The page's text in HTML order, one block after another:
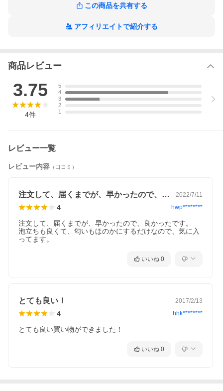
ルウ研究所のコラーゲンは100%国産原料。
品質を確認したものだけを使用しています。
さらに、コラーゲンの製造方法にもこだわりの技術を用い、
薬剤残留「0（ゼロ）」の高純度コラーゲンを実現しました。
この商品を共有する
アフィリエイトで紹介する
商品レビュー
3.75
4件
5
4
3
2
1
レビュー一覧
レビュー内容 （口コミ）
注文して、届くまでが、早かったので、良… 2022/7/11
4 hwp********
注文して、届くまでが、早かったので、良かったです。
泡立ちも良くて、匂いもほのかにするだけなので、気に入
ってます。
いいね 0
とても良い！ 2017/2/13
4 hhk********
とても良い買い物ができました！
いいね 0